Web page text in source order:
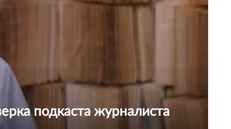
подкаста журналиста